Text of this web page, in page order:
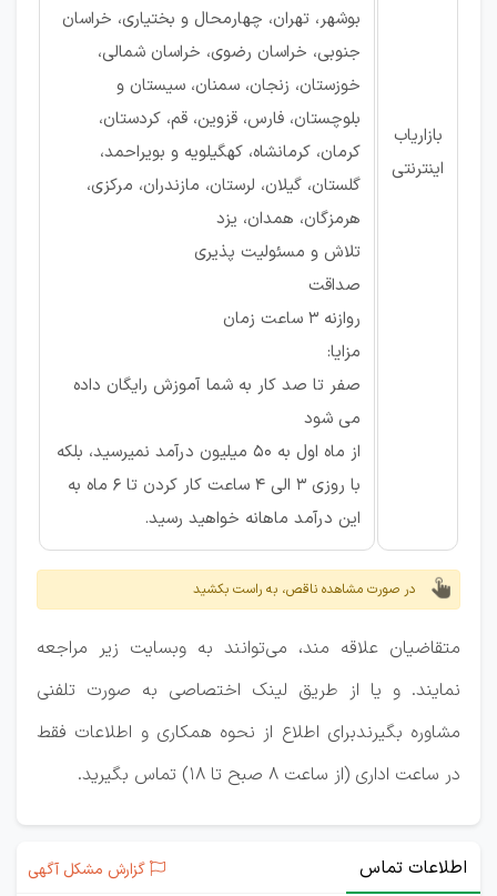
بازاریاب
اینترنتی
بوشهر، تهران، چهارمحال و بختیاری، خراسان
جنوبی، خراسان رضوی، خراسان شمالی،
خوزستان، زنجان، سمنان، سیستان و
بلوچستان، فارس، قزوین، قم، کردستان،
کرمان، کرمانشاه، کهگیلویه و بویراحمد،
گلستان، گیلان، لرستان، مازندران، مرکزی،
هرمزگان، همدان، یزد
تلاش و مسئولیت پذیری
صداقت
روازنه 3 ساعت زمان
مزایا:
صفر تا صد کار به شما آموزش رایگان داده
می شود
از ماه اول به 50 میلیون درآمد نمیرسید، بلکه
با روزی 3 الی 4 ساعت کار کردن تا 6 ماه به
این درآمد ماهانه خواهید رسید.
در صورت مشاهده ناقص، به راست بکشید
متقاضیان علاقه مند، می‌توانند به وبسایت زیر مراجعه
نمایند. و یا از طریق لینک اختصاصی به صورت تلفنی
مشاوره بگیرندبرای اطلاع از نحوه همکاری و اطلاعات فقط
در ساعت اداری (از ساعت 8 صبح تا 18) تماس بگیرید.
اطلاعات تماس گزارش مشکل آگهی